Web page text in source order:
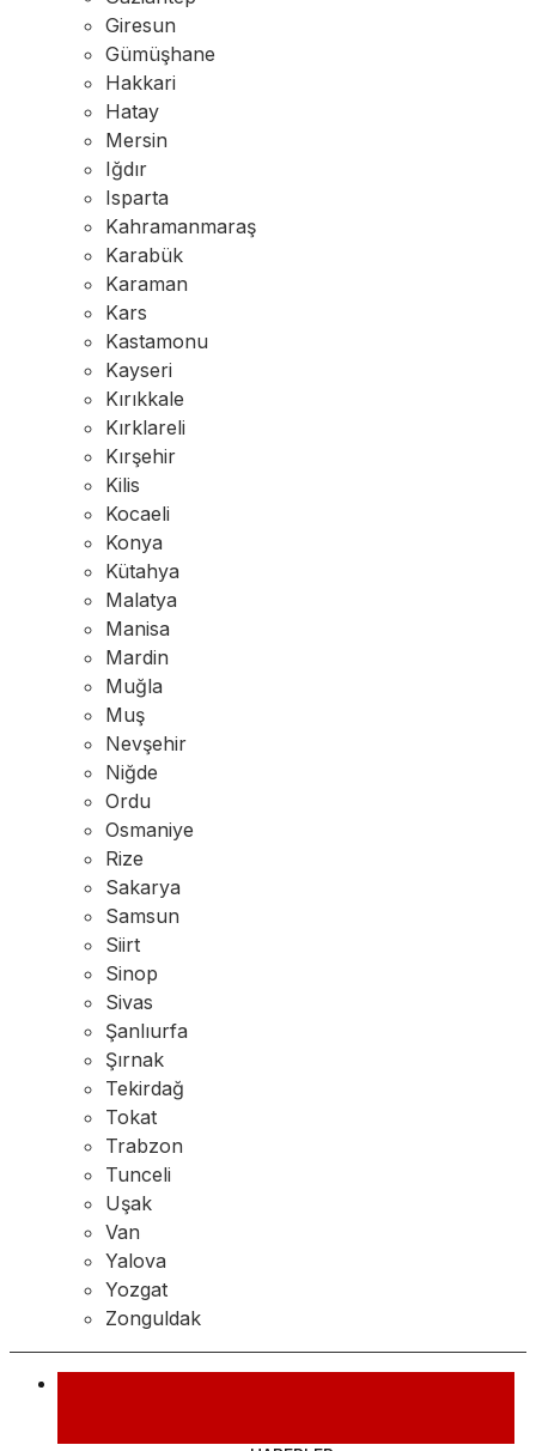
Giresun
Gümüşhane
Hakkari
Hatay
Mersin
Iğdır
Isparta
Kahramanmaraş
Karabük
Karaman
Kars
Kastamonu
Kayseri
Kırıkkale
Kırklareli
Kırşehir
Kilis
Kocaeli
Konya
Kütahya
Malatya
Manisa
Mardin
Muğla
Muş
Nevşehir
Niğde
Ordu
Osmaniye
Rize
Sakarya
Samsun
Siirt
Sinop
Sivas
Şanlıurfa
Şırnak
Tekirdağ
Tokat
Trabzon
Tunceli
Uşak
Van
Yalova
Yozgat
Zonguldak